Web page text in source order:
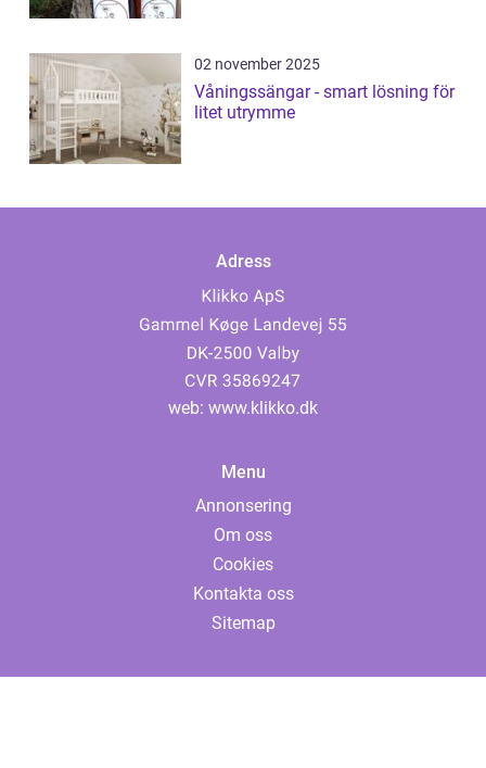
02 november 2025
Våningssängar - smart lösning för
litet utrymme
Adress
web: www.klikko.dk
Menu
Annonsering
Om oss
Cookies
Kontakta oss
Sitemap